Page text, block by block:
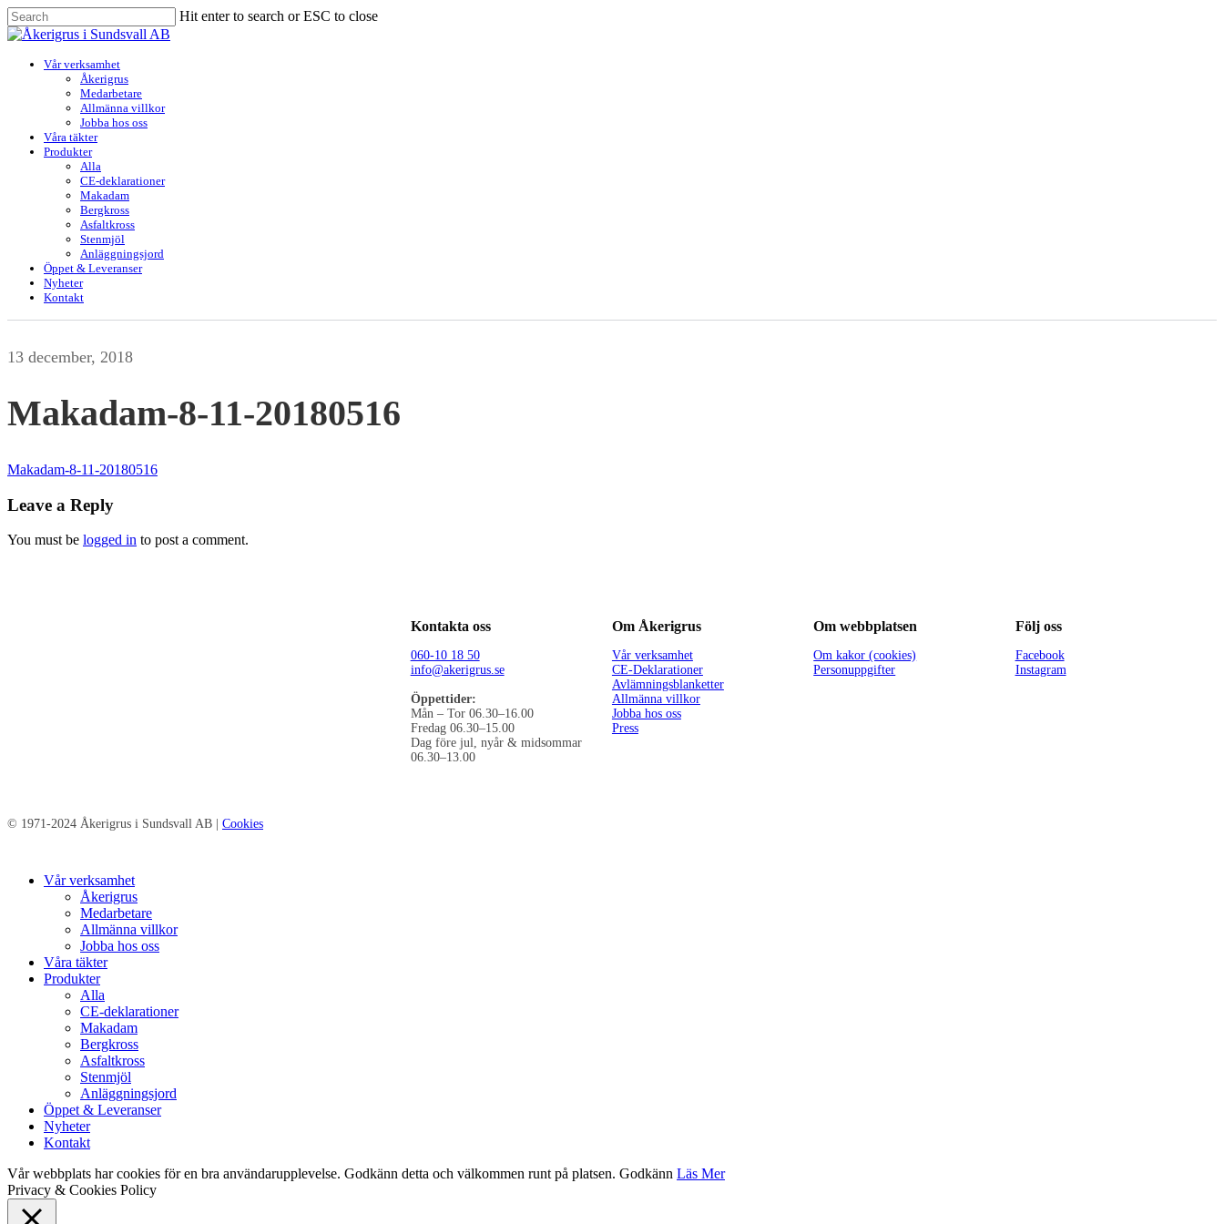
Skip
to
content
Hit enter to search or ESC to close
Close
Menu
Vår verksamhet
Åkerigrus
Medarbetare
Allmänna villkor
Jobba hos oss
Våra täkter
Produkter
Alla
CE-deklarationer
Makadam
Bergkross
Asfaltkross
Stenmjöl
Anläggningsjord
Öppet & Leveranser
Nyheter
Kontakt
13 december, 2018
Makadam-8-11-20180516
Makadam-8-11-20180516
Leave a Reply
You must be logged in to post a comment.
Kontakta oss
060-10 18 50
info@akerigrus.se
Öppettider:
Mån – Tor 06.30–16.00
Fredag 06.30–15.00
Dag före jul, nyår & midsommar
06.30–13.00
Om Åkerigrus
Vår verksamhet
CE-Deklarationer
Avlämningsblanketter
Allmänna villkor
Jobba hos oss
Press
Om webbplatsen
Om kakor (cookies)
Personuppgifter
Följ oss
Facebook
Instagram
© 1971-2024 Åkerigrus i Sundsvall AB | Cookies
Close
Vår verksamhet
Åkerigrus
Medarbetare
Allmänna villkor
Jobba hos oss
Våra täkter
Produkter
Alla
CE-deklarationer
Makadam
Bergkross
Asfaltkross
Stenmjöl
Anläggningsjord
Öppet & Leveranser
Nyheter
Kontakt
Vår webbplats har cookies för en bra användarupplevelse. Godkänn detta och välkommen runt på platsen. Godkänn Läs Mer
Privacy & Cookies Policy